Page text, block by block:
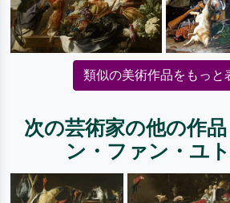
類似の美術作品をもっと
次の芸術家の他の作
ン・ファン・ユ